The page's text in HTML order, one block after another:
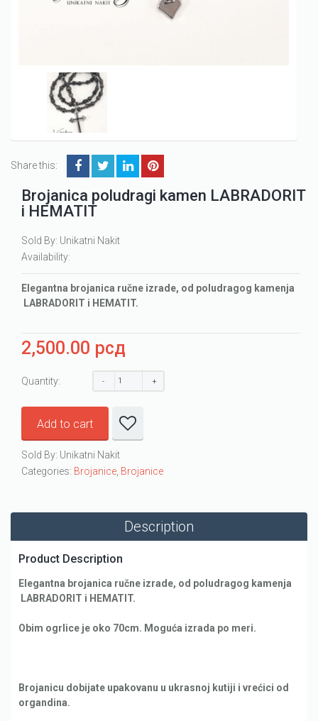
Share this:
Brojanica poludragi kamen LABRADORIT
i HEMATIT
Sold By: Unikatni Nakit
Availability:
Elegantna brojanica ručne izrade, od poludragog kamenja
LABRADORIT i HEMATIT.
2,500.00 рсд
Quantity:
Add to cart
Sold By: Unikatni Nakit
Categories: Brojanice Brojanice
Description
Product Description
Elegantna brojanica ručne izrade, od poludragog kamenja
LABRADORIT i HEMATIT.
Obim ogrlice je oko 70cm. Moguća izrada po meri.
Brojanicu dobijate upakovanu u ukrasnoj kutiji i vrećici od
organdina.